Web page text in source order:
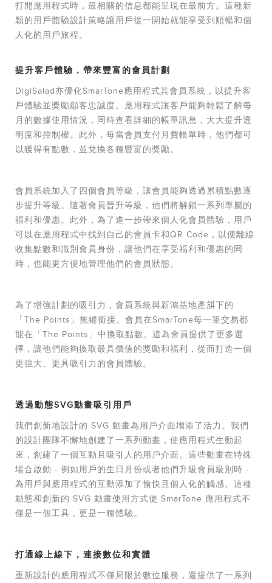
打開應用程式時，最相關的信息都能呈現在最前方。這種新
穎的用戶體驗設計策略讓用戶從一開始就能享受到順暢和個
人化的用戶旅程。
提升客戶體驗，帶來豐富的會員計劃
DigiSalad亦優化SmarTone應用程式其會員系統，以提升客
戶體驗並獎勵顧客忠誠度。應用程式讓客戶能夠輕鬆了解每
月的數據使用情況，同時查看詳細的帳單訊息，大大提升透
明度和控制權。此外，每當會員支付月費帳單時，他們都可
以獲得有點數，並兌換各種豐富的獎勵。
會員系統加入了四個會員等級，讓會員能夠透過累積點數逐
步提升等級。隨著會員晉升等級，他們將解鎖一系列專屬的
福利和優惠。此外，為了進一步帶來個人化會員體驗，用戶
可以在應用程式中找到自己的會員卡和QR Code，以便離線
收集點數和識別會員身份，讓他們在享受福利和優惠的同
時，也能更方便地管理他們的會員狀態。
為了增強計劃的吸引力，會員系統與新鴻基地產𣄃下的
「The Points」無縫銜接。會員在SmarTone每一筆交易都
能在「The Points」中換取點數。這為會員提供了更多選
擇，讓他們能夠換取最具價值的獎勵和福利，從而打造一個
更強大、更具吸引力的會員體驗。
透過動態SVG動畫吸引用戶
我們創新地設計的 SVG 動畫為用戶介面增添了活力。我們
的設計團隊不懈地創建了一系列動畫，使應用程式生動起
來，創建了一個互動且吸引人的用戶介面。這些動畫在特殊
場合啟動 - 例如用戶的生日月份或者他們升級會員級別時 -
為用戶與應用程式的互動添加了愉快且個人化的觸感。這種
動態和創新的 SVG 動畫使用方式使 SmarTone 應用程式不
僅是一個工具，更是一種體驗。
打通線上線下，連接數位和實體
重新設計的應用程式不僅局限於數位服務，還提供了一系列